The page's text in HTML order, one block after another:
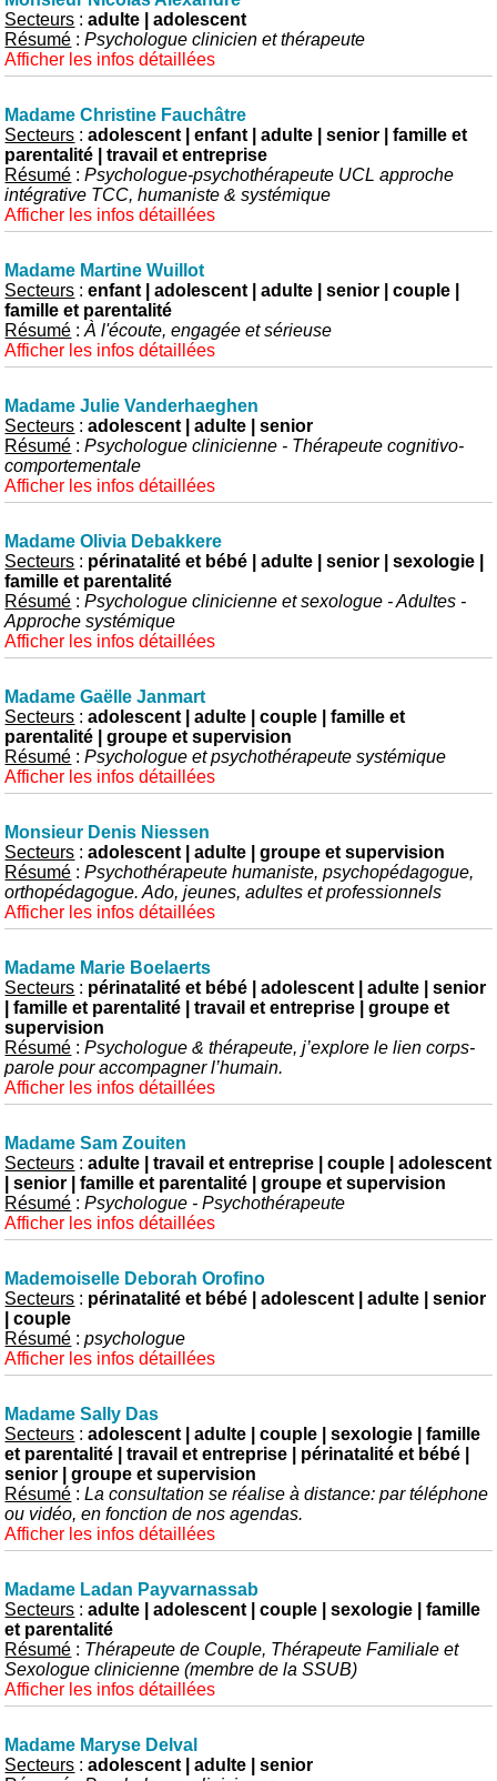
Secteurs :adulte | adolescent
Résumé :Psychologue clinicien et thérapeute
Afficher les infos détaillées
Madame Christine Fauchâtre
Secteurs :adolescent | enfant | adulte | senior | famille et
parentalité | travail et entreprise
Résumé :Psychologue-psychothérapeute UCL approche
intégrative TCC, humaniste & systémique
Afficher les infos détaillées
Madame Martine Wuillot
Secteurs :enfant | adolescent | adulte | senior | couple |
famille et parentalité
Résumé :À l'écoute, engagée et sérieuse
Afficher les infos détaillées
Madame Julie Vanderhaeghen
Secteurs :adolescent | adulte | senior
Résumé :Psychologue clinicienne - Thérapeute cognitivo-
comportementale
Afficher les infos détaillées
Madame Olivia Debakkere
Secteurs : périnatalité et bébé | adulte | senior | sexologie |
famille et parentalité
Résumé :Psychologue clinicienne et sexologue - Adultes -
Approche systémique
Afficher les infos détaillées
Madame Gaëlle Janmart
Secteurs :adolescent | adulte | couple | famille et
parentalité | groupe et supervision
Résumé :Psychologue et psychothérapeute systémique
Afficher les infos détaillées
Monsieur Denis Niessen
Secteurs :adolescent | adulte | groupe et supervision
Résumé :Psychothérapeute humaniste, psychopédagogue,
orthopédagogue. Ado, jeunes, adultes et professionnels
Afficher les infos détaillées
Madame Marie Boelaerts
Secteurs : périnatalité et bébé | adolescent | adulte | senior
| famille et parentalité | travail et entreprise | groupe et
supervision
Résumé :Psychologue & thérapeute, j’explore le lien corps-
parole pour accompagner l’humain.
Afficher les infos détaillées
Madame Sam Zouiten
Secteurs :adulte | travail et entreprise | couple | adolescent
| senior | famille et parentalité | groupe et supervision
Résumé :Psychologue - Psychothérapeute
Afficher les infos détaillées
Mademoiselle Deborah Orofino
Secteurs : périnatalité et bébé | adolescent | adulte | senior
| couple
Résumé :psychologue
Afficher les infos détaillées
Madame Sally Das
Secteurs :adolescent | adulte | couple | sexologie | famille
et parentalité | travail et entreprise | périnatalité et bébé |
senior | groupe et supervision
Résumé :La consultation se réalise à distance: par téléphone
ou vidéo, en fonction de nos agendas.
Afficher les infos détaillées
Madame Ladan Payvarnassab
Secteurs :adulte | adolescent | couple | sexologie | famille
et parentalité
Résumé : Thérapeute de Couple, Thérapeute Familiale et
Sexologue clinicienne (membre de la SSUB)
Afficher les infos détaillées
Madame Maryse Delval
Secteurs :adolescent | adulte | senior